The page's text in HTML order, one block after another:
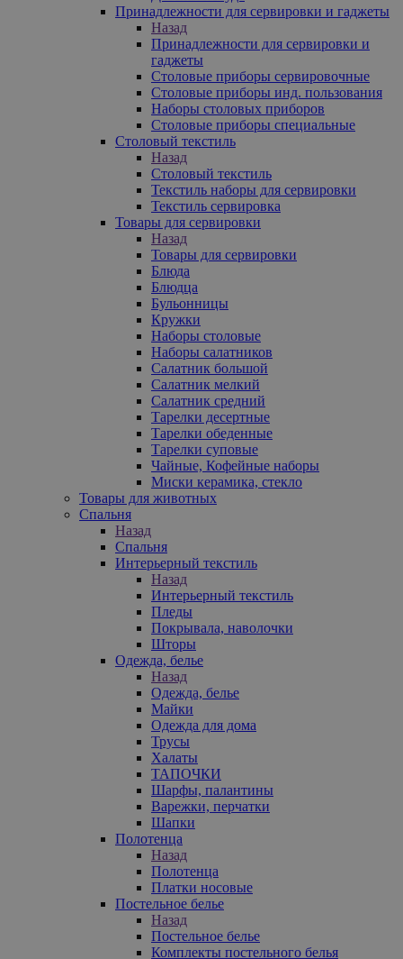
Принадлежности для сервировки и гаджеты
Назад
Принадлежности для сервировки и
гаджеты
Столовые приборы сервировочные
Столовые приборы инд. пользования
Наборы столовых приборов
Столовые приборы специальные
Столовый текстиль
Назад
Столовый текстиль
Текстиль наборы для сервировки
Текстиль сервировка
Товары для сервировки
Назад
Товары для сервировки
Блюда
Блюдца
Бульонницы
Кружки
Наборы столовые
Наборы салатников
Салатник большой
Салатник мелкий
Салатник средний
Тарелки десертные
Тарелки обеденные
Тарелки суповые
Чайные, Кофейные наборы
Миски керамика, стекло
Товары для животных
Спальня
Назад
Спальня
Интерьерный текстиль
Назад
Интерьерный текстиль
Пледы
Покрывала, наволочки
Шторы
Одежда, белье
Назад
Одежда, белье
Майки
Одежда для дома
Трусы
Халаты
ТАПОЧКИ
Шарфы, палантины
Варежки, перчатки
Шапки
Полотенца
Назад
Полотенца
Платки носовые
Постельное белье
Назад
Постельное белье
Комплекты постельного белья